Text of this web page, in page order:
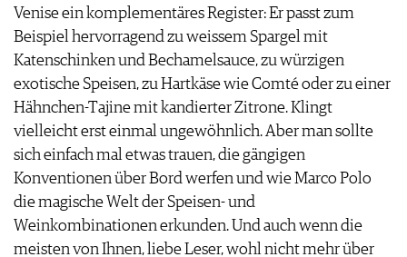
Venise ein komplementäres Register: Er passt zum
Beispiel hervorragend zu weissem Spargel mit
Katenschinken und Bechamelsauce, zu würzigen
exotische Speisen, zu Hartkäse wie Comté oder zu einer
Hähnchen-Tajine mit kandierter Zitrone. Klingt
vielleicht erst einmal ungewöhnlich. Aber man sollte
sich einfach mal etwas trauen, die gängigen
Konventionen über Bord werfen und wie Marco Polo
die magische Welt der Speisen- und
Weinkombinationen erkunden. Und auch wenn die
meisten von Ihnen, liebe Leser, wohl nicht mehr über